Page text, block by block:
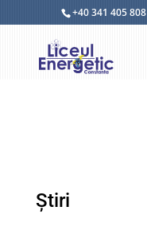
+40 341 405 808
Știri